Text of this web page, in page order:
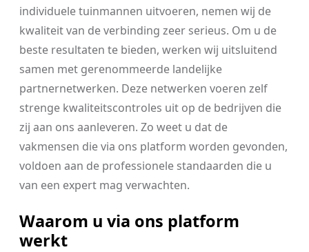
individuele tuinmannen uitvoeren, nemen wij de
kwaliteit van de verbinding zeer serieus. Om u de
beste resultaten te bieden, werken wij uitsluitend
samen met gerenommeerde landelijke
partnernetwerken. Deze netwerken voeren zelf
strenge kwaliteitscontroles uit op de bedrijven die
zij aan ons aanleveren. Zo weet u dat de
vakmensen die via ons platform worden gevonden,
voldoen aan de professionele standaarden die u
van een expert mag verwachten.
Waarom u via ons platform
werkt